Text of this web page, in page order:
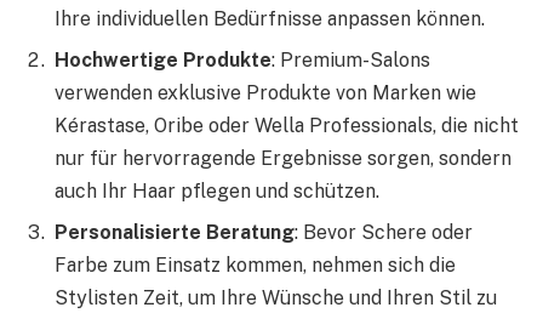
Ihre individuellen Bedürfnisse anpassen können.
Hochwertige Produkte: Premium-Salons
verwenden exklusive Produkte von Marken wie
Kérastase, Oribe oder Wella Professionals, die nicht
nur für hervorragende Ergebnisse sorgen, sondern
auch Ihr Haar pflegen und schützen.
Personalisierte Beratung: Bevor Schere oder
Farbe zum Einsatz kommen, nehmen sich die
Stylisten Zeit, um Ihre Wünsche und Ihren Stil zu